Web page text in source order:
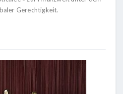
Gerechtigkeit.